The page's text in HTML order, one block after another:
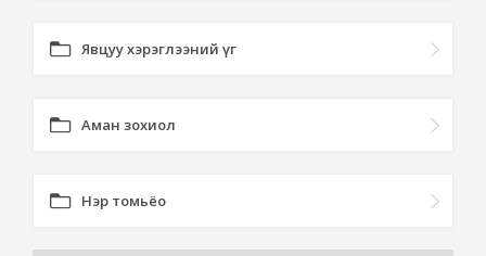
Явцуу хэрэглээний үг
Аман зохиол
Нэр томьёо